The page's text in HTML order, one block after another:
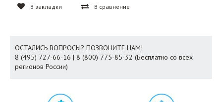
В закладки В сравнение
ОСТАЛИСЬ ВОПРОСЫ? ПОЗВОНИТЕ НАМ!
8 (495) 727-66-16 | 8 (800) 775-85-32 (Бесплатно со всех
регионов России)